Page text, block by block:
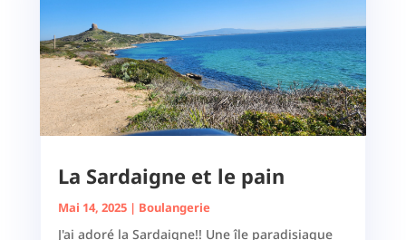
La Sardaigne et le pain
Mai 14, 2025| Boulangerie
J'ai adoré la Sardaigne!! Une île paradisiaque